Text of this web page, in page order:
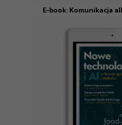
E-book: Komunikacja